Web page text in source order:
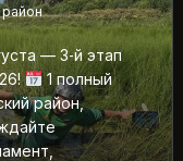
— 3‑й этап
1 полный
район,